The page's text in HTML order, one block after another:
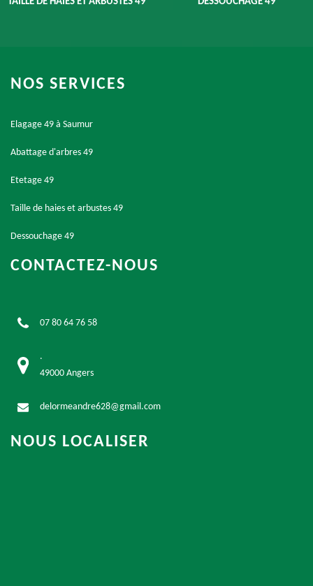
NOS SERVICES
Elagage 49 à Saumur
Abattage d'arbres 49
Etetage 49
Taille de haies et arbustes 49
Dessouchage 49
CONTACTEZ-NOUS
07 80 64 76 58
.
49000 Angers
delormeandre628@gmail.com
NOUS LOCALISER